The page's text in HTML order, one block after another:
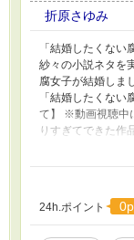
折原さゆみ
「結婚したくな
紗々の小説ネタを
腐女子が結婚しま
「結婚したくな
て】 ※動画視聴中
りすぎてできた作
とになりますので
※この作品はフィ
24h.ポイント